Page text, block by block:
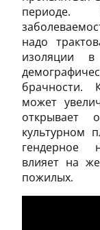
периоде.
надо
изоляции
брачности.
может
открывает
культурном
гендерное
влияет на
пожилых.